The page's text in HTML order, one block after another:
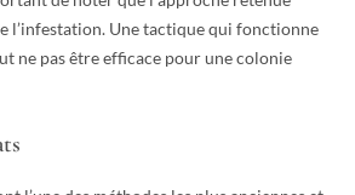
l’infestation. Une tactique qui fonctionne
ne pas être efficace pour une colonie